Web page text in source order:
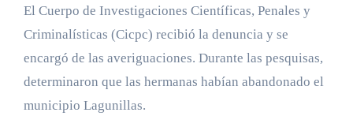
El Cuerpo de Investigaciones Científicas, Penales y
Criminalísticas (Cicpc) recibió la denuncia y se
encargó de las averiguaciones. Durante las pesquisas,
determinaron que las hermanas habían abandonado el
municipio Lagunillas.